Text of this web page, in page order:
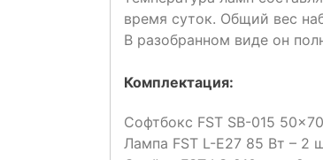
время суток. Общий вес
В разобранном виде он
Комплектация:
Софтбокс FST SB-015
Лампа FST L-E27 85 Вт – 2